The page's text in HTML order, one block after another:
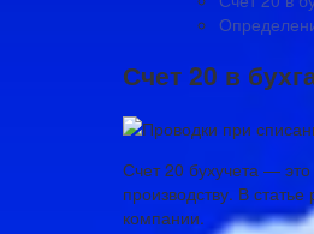
Счет 20 в
Счет 20 бухучета —
производству. В
компании.